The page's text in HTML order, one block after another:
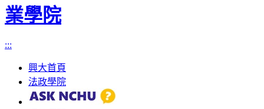
業學院
:::
興大首頁
法政學院